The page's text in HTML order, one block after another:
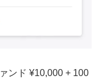
ンド ¥10,000 + 100